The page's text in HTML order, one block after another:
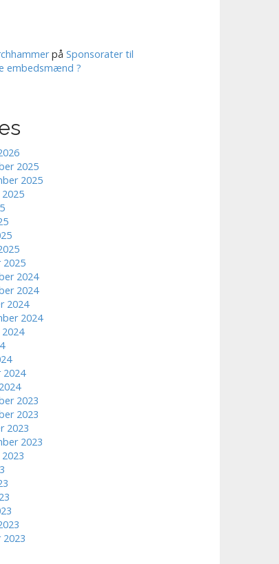
påSponsorater til
embedsmænd ?
2025
2025
2025
2024
2024
2024
2024
2024
2023
2023
2023
2023